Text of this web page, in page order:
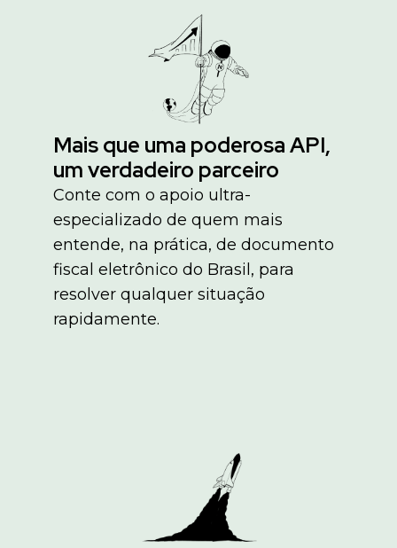
Mais que uma poderosa API,
um verdadeiro parceiro
Conte com o apoio ultra-
especializado de quem mais
entende, na prática, de documento
fiscal eletrônico do Brasil, para
resolver qualquer situação
rapidamente.